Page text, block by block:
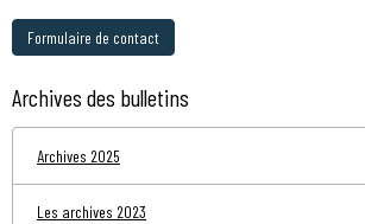
Formulaire de contact
Archives des bulletins
Archives 2025
Les archives 2023